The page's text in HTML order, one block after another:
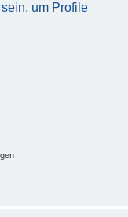
h
um Profile